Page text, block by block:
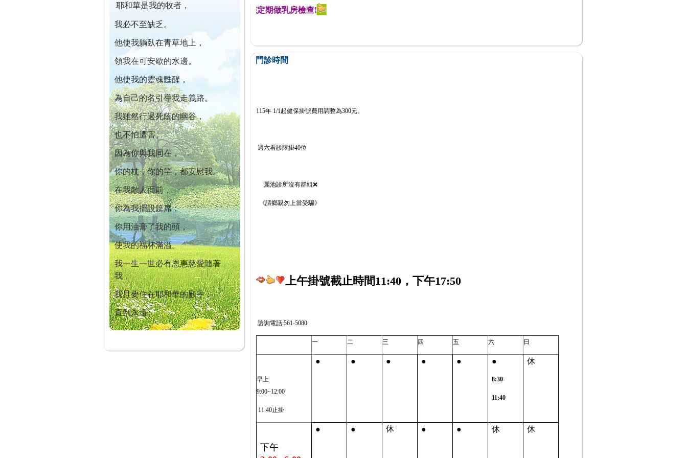
耶和華是我的牧者，
我必不至缺乏。
他使我躺臥在青草地上，
領我在可安歇的水邊。
他使我的靈魂甦醒，
為自己的名引導我走義路。
我雖然行過死蔭的幽谷，
也不怕遭害。
因為你與我同在，
你的杖，你的竿，都安慰我。
在我敵人面前，
你為我擺設筵席；
你用油膏了我的頭，
使我的福杯滿溢。
我一生一世必有恩惠慈愛隨著
我，
我且要住在耶和華的殿中，
直到永遠。
本院自開幕迄今已篩檢出1700位乳癌患者,提醒您定期做乳房檢查!
門診時間
115年 1/1起健保掛號費用調整為300元。
週六看診限掛40位
麗池診所沒有群組❌
《請鄉親勿上當受騙》
上午掛號截止時間11:40，下午17:50
諮詢電話:561-5080
一 二 三 四 五 六 日
早上
9:00~12:00
11:40止掛
● ● ● ● ● ●
8:30-
11:40
休
下午
● ● 休 ● ● 休 休